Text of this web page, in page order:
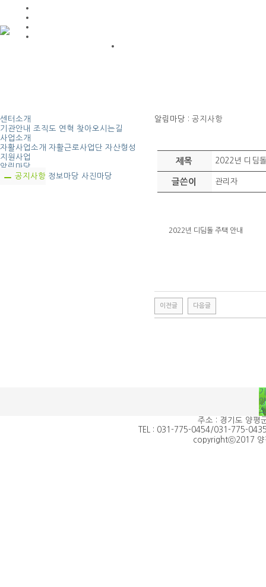
센터소개
기관안내 조직도 연혁 찾아오시는길
사업소개
자활사업소개 자활근로사업단 자산형성
지원사업
알림마당
공지사항 정보마당 사진마당
알림마당 : 공지사항
제목 2022년 디딤
글쓴이 관리자
2022년 디딤돌 주택 안내
이전글 다음글
주소 : 경기도 양평
TEL : 031-775-0454/031-775-
copyrightⓒ2017 양